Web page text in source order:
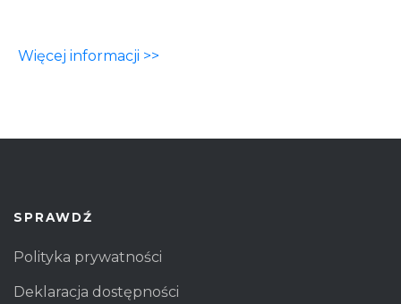
Więcej informacji >>
SPRAWDŹ
Polityka prywatności
Deklaracja dostępności